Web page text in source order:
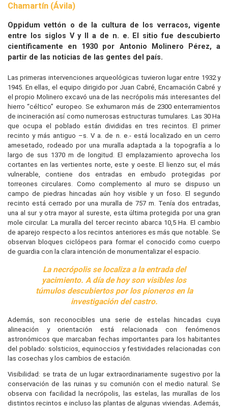
Chamartín (Ávila)
Oppidum vettón o de la cultura de los verracos, vigente
entre los siglos V y II a de n. e. El sitio fue descubierto
científicamente en 1930 por Antonio Molinero Pérez, a
partir de las noticias de las gentes del país.
Las primeras intervenciones arqueológicas tuvieron lugar entre 1932 y
1945. En ellas, el equipo dirigido por Juan Cabré, Encarnación Cabré y
el propio Molinero excavó una de las necrópolis más interesantes del
hierro “céltico” europeo. Se exhumaron más de 2300 enterramientos
de incineración así como numerosas estructuras tumulares. Las 30 Ha
que ocupa el poblado están divididas en tres recintos. El primer
recinto y más antiguo –s. V a. de n. e.- está localizado en un cerro
amesetado, rodeado por una muralla adaptada a la topografía a lo
largo de sus 1370 m de longitud. El emplazamiento aprovecha los
cortantes en las vertientes norte, este y oeste. El lienzo sur, el más
vulnerable, contiene dos entradas en embudo protegidas por
torreones circulares. Como complemento al muro se dispuso un
campo de piedras hincadas aún hoy visible y un foso. El segundo
recinto está cerrado por una muralla de 757 m. Tenía dos entradas,
una al sur y otra mayor al sureste, esta última protegida por una gran
mole circular. La muralla del tercer recinto abarca 10,5 Ha. El cambio
de aparejo respecto a los recintos anteriores es más que notable. Se
observan bloques ciclópeos para formar el conocido como cuerpo
de guardia con la clara intención de monumentalizar el espacio.
La necrópolis se localiza a la entrada del
yacimiento. A día de hoy son visibles los
túmulos descubiertos por los pioneros en la
investigación del castro.
Además, son reconocibles una serie de estelas hincadas cuya
alineación y orientación está relacionada con fenómenos
astronómicos que marcaban fechas importantes para los habitantes
del poblado: solsticios, equinoccios y festividades relacionadas con
las cosechas y los cambios de estación.
Visibilidad: se trata de un lugar extraordinariamente sugestivo por la
conservación de las ruinas y su comunión con el medio natural. Se
observa con facilidad la necrópolis, las estelas, las murallas de los
distintos recintos e incluso las plantas de algunas viviendas. Además,